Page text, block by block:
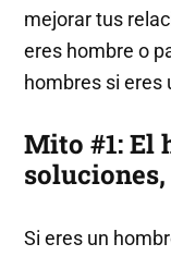
mejorar tus
eres hombre o
hombres si eres
Mito #1: El
Si eres un